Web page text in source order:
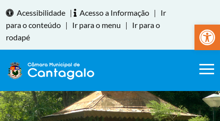
Abrir
Acessibilidade | Acesso a Informação |
Ir
para o conteúdo | Ir para o menu |
Ir para o
rodapé